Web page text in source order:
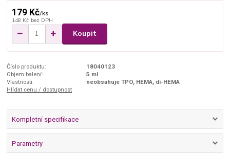
179 Kč/ks
148 Kč bez DPH
Koupit
Číslo produktu:
18040123
Objem balení:
5 ml
Vlastnosti:
neobsahuje TPO, HEMA, di-HEMA
Hlídat cenu / dostupnost
Kompletní specifikace
Parametry